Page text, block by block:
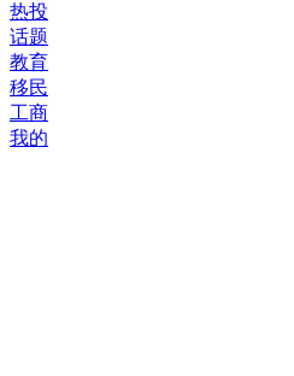
热投
话题
教育
移民
工商
我的